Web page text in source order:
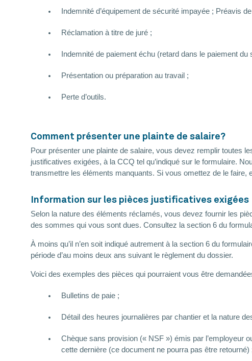
Indemnité d’équipement de sécurité impayée ; Préavis
Réclamation à titre de juré ;
Indemnité de paiement échu (retard dans le paiement du
Présentation ou préparation au travail ;
Perte d’outils.
Comment présenter une plainte de salaire?
Pour présenter une plainte de salaire, vous devez remplir toutes
justificatives exigées, à la CCQ tel qu’indiqué sur le formulaire.
transmettre les éléments manquants. Si vous omettez de le faire,
Information sur les pièces justificatives exigées
Selon la nature des éléments réclamés, vous devez fournir les
des sommes qui vous sont dues. Consultez la section 6 du
À moins qu’il n’en soit indiqué autrement à la section 6 du
période d’au moins deux ans suivant le règlement du dossier.
Voici des exemples des pièces qui pourraient vous être
Bulletins de paie ;
Détail des heures journalières par chantier et la nature
Chèque sans provision (« NSF ») émis par l’employeur
cette dernière (ce document ne pourra pas être retourné)